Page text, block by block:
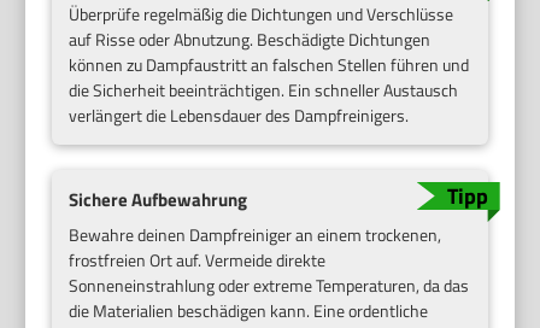
Überprüfe regelmäßig die Dichtungen und Verschlüsse
auf Risse oder Abnutzung. Beschädigte Dichtungen
können zu Dampfaustritt an falschen Stellen führen und
die Sicherheit beeinträchtigen. Ein schneller Austausch
verlängert die Lebensdauer des Dampfreinigers.
Sichere Aufbewahrung
Bewahre deinen Dampfreiniger an einem trockenen,
frostfreien Ort auf. Vermeide direkte
Sonneneinstrahlung oder extreme Temperaturen, da das
die Materialien beschädigen kann. Eine ordentliche